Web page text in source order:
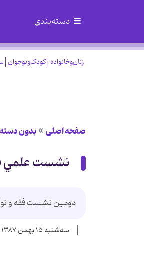
دسته‌بندی
زنان‌وخانواده کودک‌ونوجوان
صفحه اصلی بدون
نشست علمي
دومين نشست فقه و
سه‌شنبه ۱۵ بهمن ۱۳۸۷ - ۰۰:۰۰